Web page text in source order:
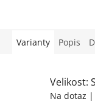
Varianty Popis
Velikost: S
Na dotaz |